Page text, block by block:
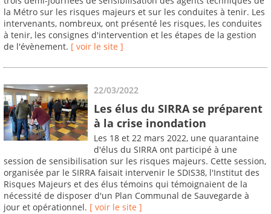
la Métro sur les risques majeurs et sur les conduites à tenir. Les
intervenants, nombreux, ont présenté les risques, les conduites
à tenir, les consignes d'intervention et les étapes de la gestion
de l'évènement. [ voir le site ]
22/03/2022
Les élus du SIRRA se préparent
à la crise inondation
Les 18 et 22 mars 2022, une quarantaine
d'élus du SIRRA ont participé à une
session de sensibilisation sur les risques majeurs. Cette session,
organisée par le SIRRA faisait intervenir le SDIS38, l'Institut des
Risques Majeurs et des élus témoins qui témoignaient de la
nécessité de disposer d'un Plan Communal de Sauvegarde à
jour et opérationnel. [ voir le site ]